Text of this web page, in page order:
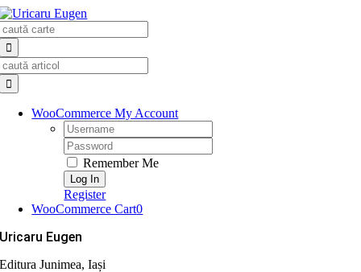
Skip
to
content
WooCommerce My Account
Username:
Password:
Remember Me
Register
WooCommerce Cart0
Uricaru Eugen
Editura Junimea, Iași